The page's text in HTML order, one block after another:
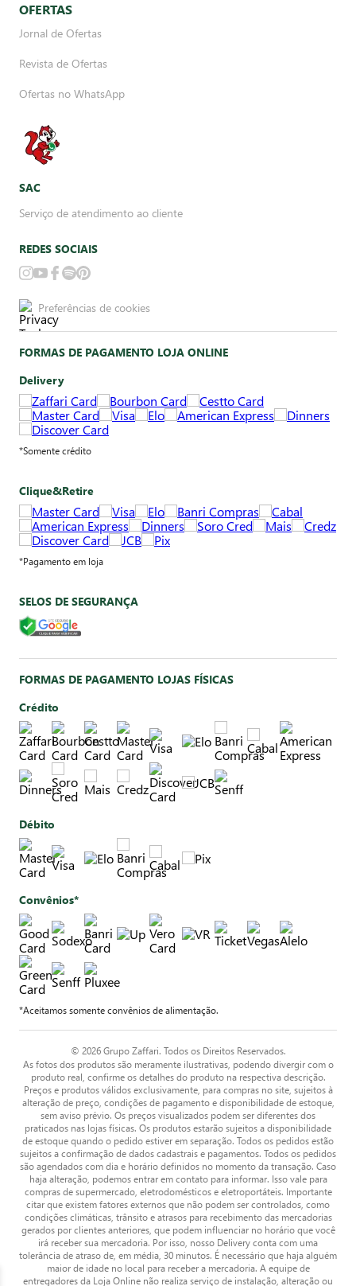
OFERTAS
Jornal de Ofertas
Revista de Ofertas
Ofertas no WhatsApp
SAC
Serviço de atendimento ao cliente
REDES SOCIAIS
Preferências de cookies
FORMAS DE PAGAMENTO LOJA ONLINE
Delivery
*Somente crédito
Clique&Retire
*Pagamento em loja
SELOS DE SEGURANÇA
FORMAS DE PAGAMENTO LOJAS FÍSICAS
Crédito
Débito
Convênios*
*Aceitamos somente convênios de alimentação.
© 2026 Grupo Zaffari. Todos os Direitos Reservados.
As fotos dos produtos são meramente ilustrativas, podendo divergir com o
produto real, confirme os detalhes do produto na respectiva descrição.
Preços e produtos válidos exclusivamente, para compras no site, sujeitos à
alteração de preço, condições de pagamento e disponibilidade de estoque,
sem aviso prévio. Os preços visualizados podem ser diferentes dos
praticados nas lojas físicas. Os produtos estarão sujeitos a disponibilidade
de estoque quando o pedido estiver em separação. Todos os pedidos estão
sujeitos a confirmação de dados cadastrais e pagamentos. Todos os pedidos
são agendados com dia e horário definidos no momento da transação. Caso
haja alteração, podemos entrar em contato para informar. Isso vale para
compras de supermercado, eletrodomésticos e eletroportáteis. Importante
citar que existem fatores externos que não podem ser controlados, como
condições climáticas, trânsito e atrasos para recebimento das mercadorias
gerados por clientes anteriores, que podem influenciar no horário que você
irá receber sua mercadoria. Por isso, nosso Delivery conta com uma
tolerância de atraso de, em média, 30 minutos. É necessário que haja alguém
maior de idade no local para receber a mercadoria. A equipe de
entregadores da Loja Online não realiza serviço de instalação, alteração ou